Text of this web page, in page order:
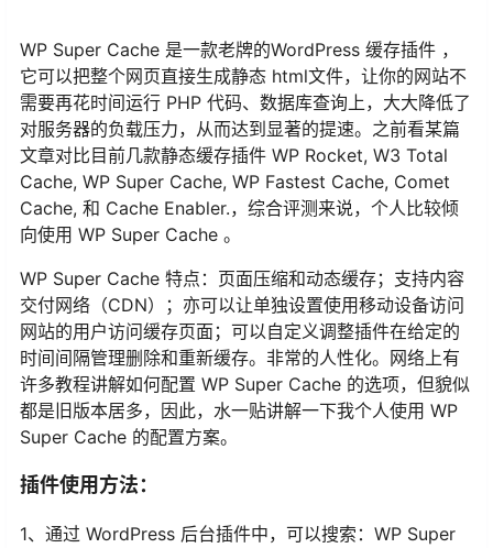
WP Super Cache 是一款老牌的WordPress 缓存插件 ，
它可以把整个网页直接生成静态 html文件，让你的网站不
需要再花时间运行 PHP 代码、数据库查询上，大大降低了
对服务器的负载压力，从而达到显著的提速。之前看某篇
文章对比目前几款静态缓存插件 WP Rocket, W3 Total
Cache, WP Super Cache, WP Fastest Cache, Comet
Cache, 和 Cache Enabler.，综合评测来说，个人比较倾
向使用 WP Super Cache 。
WP Super Cache 特点：页面压缩和动态缓存；支持内容
交付网络（CDN）；亦可以让单独设置使用移动设备访问
网站的用户访问缓存页面；可以自定义调整插件在给定的
时间间隔管理删除​​和重新缓存。非常的人性化。网络上有
许多教程讲解如何配置 WP Super Cache 的选项，但貌似
都是旧版本居多，因此，水一贴讲解一下我个人使用 WP
Super Cache 的配置方案。
插件使用方法：
1、通过 WordPress 后台插件中，可以搜索：WP Super